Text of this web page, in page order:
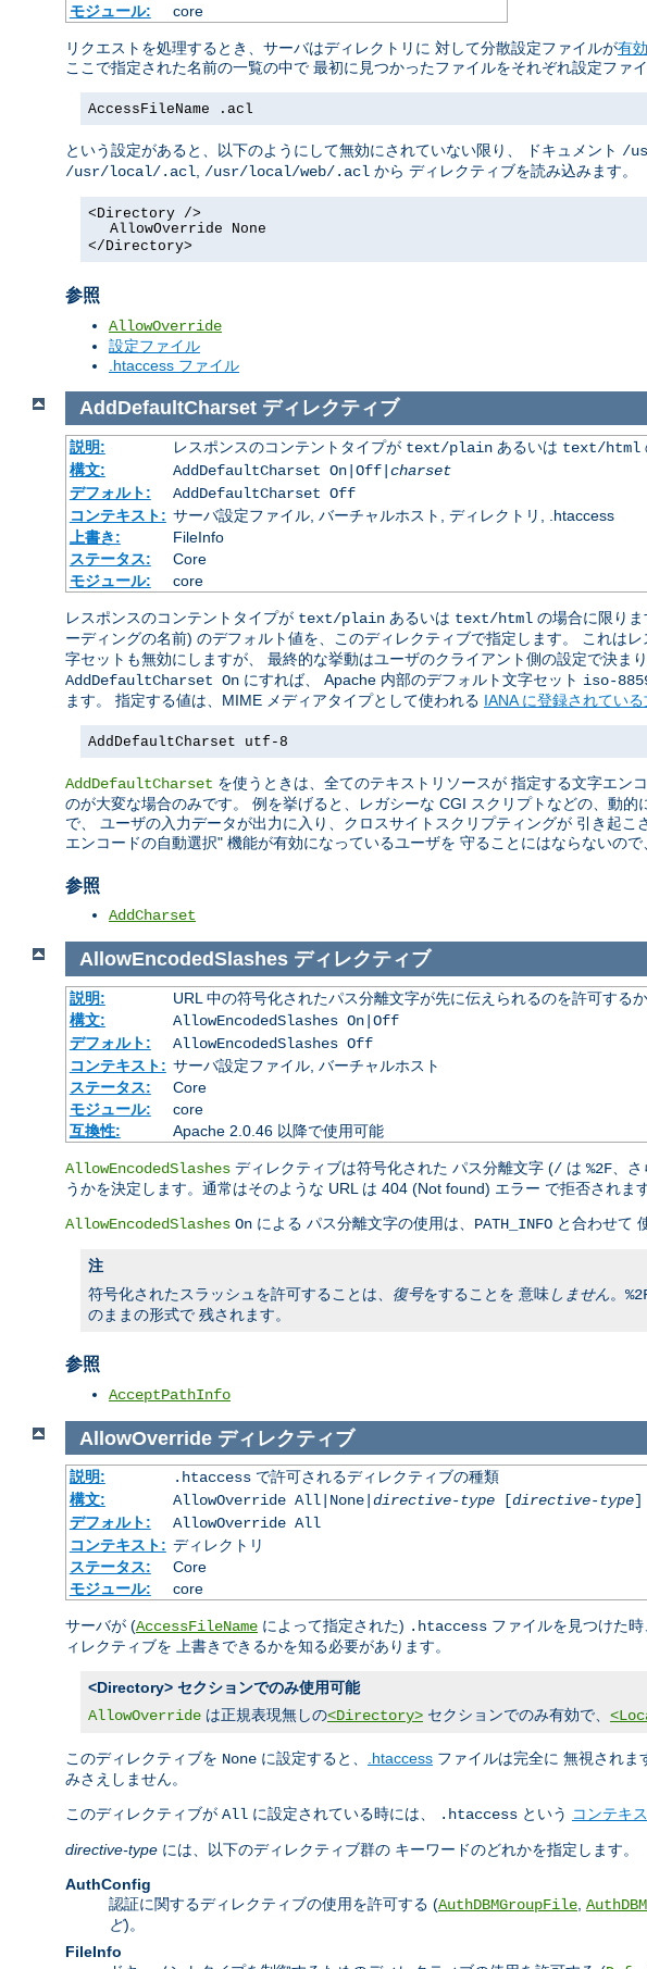
モジュール:
core
リクエストを処理するとき、サーバはディレクトリに 対して分散設定ファイルが有
ここで指定された名前の一覧の中で 最初に見つかったファイルをそれぞれ設定ファ
AccessFileName .acl
という設定があると、以下のようにして無効にされていない限り、 ドキュメント /
/usr/local/.acl, /usr/local/web/.acl から ディレクティブを読み込みます。
<Directory />
AllowOverride None
</Directory>
参照
AllowOverride
設定ファイル
.htaccess ファイル
AddDefaultCharset ディレクティブ
説明: レスポンスのコンテントタイプが text/plainあるいは text/html
構文:
AddDefaultCharset On|Off| charset
デフォルト:
AddDefaultCharset Off
コンテキスト: サーバ設定ファイル, バーチャルホスト, ディレクトリ, .htaccess
上書き:
FileInfo
ステータス:
Core
モジュール:
core
レスポンスのコンテントタイプが text/plain あるいは text/html の場合に限り
ーディングの名前) のデフォルト値を、このディレクティブで指定します。 これはレ
字セットも無効にしますが、 最終的な挙動はユーザのクライアント側の設定で決ま
AddDefaultCharset On にすれば、 Apache 内部のデフォルト文字セット iso-
ます。 指定する値は、MIME メディアタイプとして使われる IANA に登録されてい
AddDefaultCharset utf-8
AddDefaultCharset を使うときは、全てのテキストリソースが 指定する文字エン
のが大変な場合のみです。 例を挙げると、レガシーな CGI スクリプトなどの、動
で、 ユーザの入力データが出力に入り、クロスサイトスクリプティングが 引き起
エンコードの自動選択" 機能が有効になっているユーザを 守ることにはならないの
参照
AddCharset
AllowEncodedSlashes ディレクティブ
説明:
URL 中の符号化されたパス分離文字が先に伝えられるのを許可する
構文:
AllowEncodedSlashes On|Off
デフォルト:
AllowEncodedSlashes Off
コンテキスト: サーバ設定ファイル, バーチャルホスト
ステータス:
Core
モジュール:
core
互換性:
Apache 2.0.46 以降で使用可能
AllowEncodedSlashes ディレクティブは符号化された パス分離文字 (/ は %2F 、
うかを決定します。通常はそのような URL は 404 (Not found) エラー で拒否されます
AllowEncodedSlashes On による パス分離文字の使用は、 PATH_INFO と合わせて
注
符号化されたスラッシュを許可することは、 復号をすることを 意味しません。
のままの形式で 残されます。
参照
AcceptPathInfo
AllowOverride ディレクティブ
説明: .htaccessで許可されるディレクティブの種類
構文:
AllowOverride All|None| directive-type[directive-type]
デフォルト:
AllowOverride All
コンテキスト: ディレクトリ
ステータス:
Core
モジュール:
core
サーバが (AccessFileName によって指定された) .htaccess ファイルを見つけた
ィレクティブを 上書きできるかを知る必要があります。
<Directory> セクションでのみ使用可能
AllowOverride は正規表現無しの<Directory> セクションでのみ有効で、
このディレクティブを None に設定すると、 .htaccess ファイルは完全に 無視され
みさえしません。
このディレクティブが All に設定されている時には、 .htaccess という コンテキ
directive-type には、以下のディレクティブ群の キーワードのどれかを指定します。
AuthConfig
認証に関するディレクティブの使用を許可する (AuthDBMGroupFile
ど)。
FileInfo